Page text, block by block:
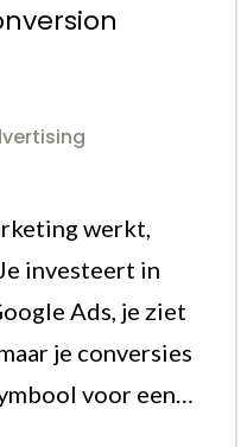
werkt,
investeert in
Ads, je ziet
je conversies
voor een…